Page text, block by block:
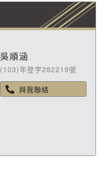
吳順涵
(103)年登字282219號
與我聯絡